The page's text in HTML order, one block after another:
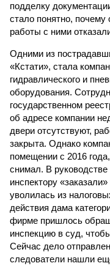
подделку
стало понятно, почему
работы с ними
Одними из
«Кстати», стала
гидравлического и
оборудования.
государственном
об адресе компании
двери отсутствуют,
закрыта. Однако
помещении с 2016
снимал. В руководстве
инспектору
уволилась из
действия дама
фирме пришлось
инспекцию в суд,
Сейчас дело
следователи нашли